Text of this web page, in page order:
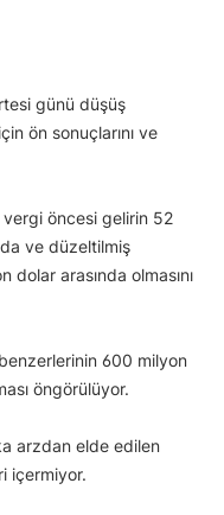
günü düşüş
ön sonuçlarını ve
öncesi gelirin 52
ve düzeltilmiş
dolar arasında olmasını
600 milyon
öngörülüyor.
arzdan elde edilen
içermiyor.